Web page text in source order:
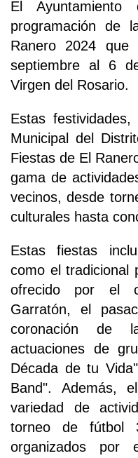
El
programación de
Ranero 2024
septiembre al 6
Virgen del Rosario.
Estas
Municipal del
Fiestas de El
gama de
vecinos, desde
culturales hasta
Estas fiestas
como el tradicional
ofrecido por el
Garratón, el
coronación de
actuaciones de
Década de tu
Band". Además,
variedad de
torneo de fútbol
organizados por